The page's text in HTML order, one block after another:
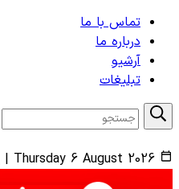
تماس با ما
درباره ما
آرشیو
تبلیغات
Thursday 6 August 2026
|